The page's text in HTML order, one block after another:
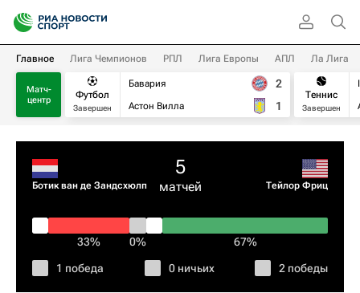
Главное Лига Чемпионов РПЛ Лига Европы АПЛ Ла Лига
Матч-
центр
Футбол
Завершен
Бавария
Астон Вилла
2
1
Теннис
Завершен
Ботик ван де Зандсхюлп
5
матчей Тейлор Фриц
33% 0% 67%
1 победа 0 ничьих 2 победы